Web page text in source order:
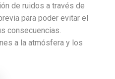
de ruidos a través de
para poder evitar el
consecuencias.
a la atmósfera y los